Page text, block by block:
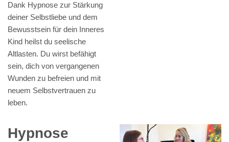
Dank Hypnose zur Stärkung
deiner Selbstliebe und dem
Bewusstsein für dein Inneres
Kind heilst du seelische
Altlasten. Du wirst befähigt
sein, dich von vergangenen
Wunden zu befreien und mit
neuem Selbstvertrauen zu
leben.
Hypnose